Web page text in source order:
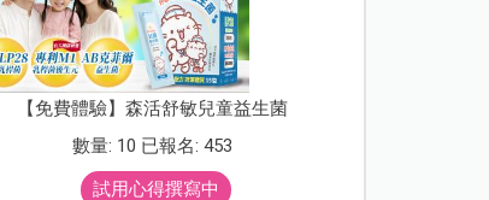
【免費體驗】森活舒敏兒童益生菌
數量: 10 已報名: 453
試用心得撰寫中